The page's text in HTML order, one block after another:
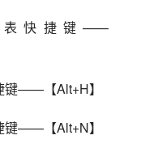
表快捷键——
键——【Alt+H】
键——【Alt+N】